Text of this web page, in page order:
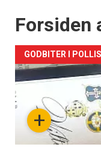
Forsiden
+
GODBITER I